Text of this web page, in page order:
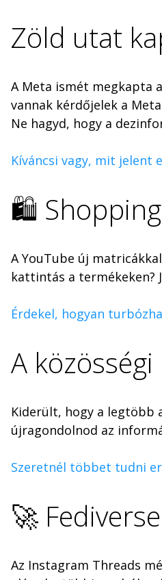
Zöld utat
A Meta ismét megkapta
vannak kérdőjelek a
Ne hagyd, hogy a
Kíváncsi vagy, mit jelent
🛍️
A YouTube új
kattintás a termékeken?
Érdekel, hogyan
A
Kiderült, hogy a legtöbb
újragondolnod az
Szeretnél többet tudni
🚀
Az Instagram Threads